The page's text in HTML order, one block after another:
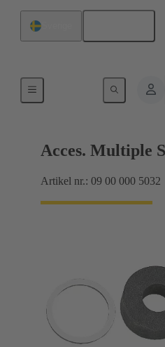
Kabelförskruvningar
Acces. Multiple
Artikel nr.: 09 00 000 5032